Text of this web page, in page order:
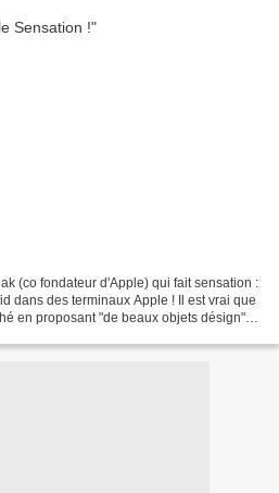
(co fondateur d'Apple) qui fait sensation :
dans des terminaux Apple ! Il est vrai que
en proposant "de beaux objets désign"